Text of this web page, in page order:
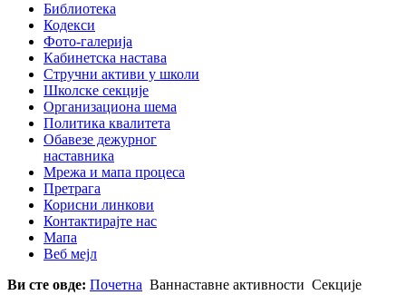
Библиотека
Кодекси
Фото-галерија
Кабинетска настава
Стручни активи у школи
Школске секције
Организациона шема
Политика квалитета
Обавезе дежурног
наставника
Мрежа и мапа процеса
Претрага
Корисни линкови
Контактирајте нас
Мапа
Веб мејл
Ви сте овде: Почетна Ваннаставне активности Секције